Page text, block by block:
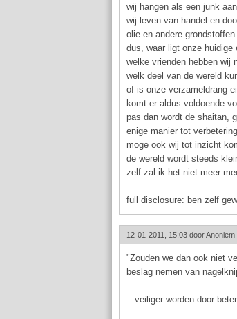
wij hangen als een junk
wij leven van handel en
olie en andere
dus, waar ligt onze
welke vrienden hebben wij
welk deel van de wereld
of is onze verzameldrang
komt er aldus voldoende
pas dan wordt de shaitan,
enige manier tot
moge ook wij tot inzicht
de wereld wordt steeds
zelf zal ik het niet meer
full disclosure: ben zelf
12-01-2011, 15:03 doorAnoniem
"Zouden we dan ook niet
beslag nemen van
...veiliger worden door